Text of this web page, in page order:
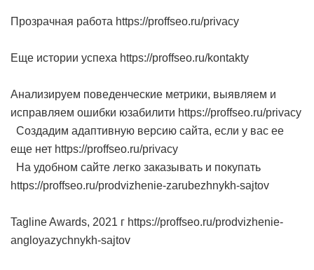
Прозрачная работа https://proffseo.ru/privacy
Еще истории успеха https://proffseo.ru/kontakty
Анализируем поведенческие метрики, выявляем и
исправляем ошибки юзабилити https://proffseo.ru/privacy
Создадим адаптивную версию сайта, если у вас ее
еще нет https://proffseo.ru/privacy
На удобном сайте легко заказывать и покупать
https://proffseo.ru/prodvizhenie-zarubezhnykh-sajtov
Tagline Awards, 2021 г https://proffseo.ru/prodvizhenie-
angloyazychnykh-sajtov